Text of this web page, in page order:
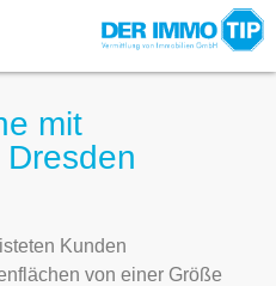
mit
Kunden
von einer Größe